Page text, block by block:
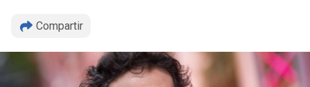
Compartir